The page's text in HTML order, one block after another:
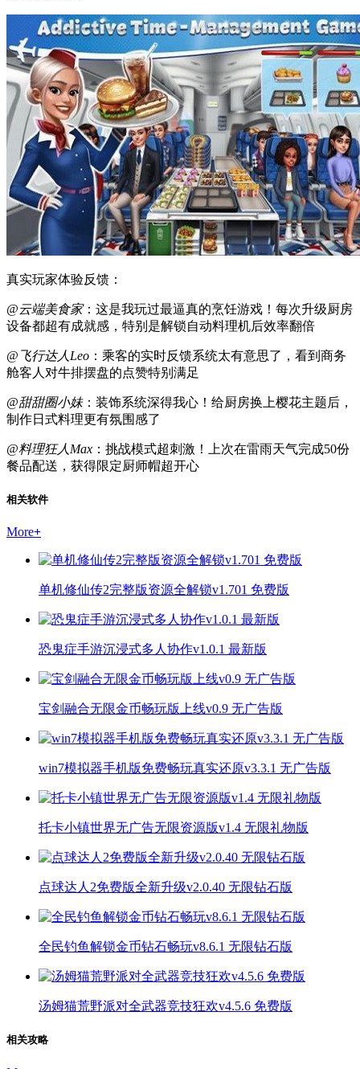
真实玩家体验反馈：
@云端美食家：这是我玩过最逼真的烹饪游戏！每次升级厨房
设备都超有成就感，特别是解锁自动料理机后效率翻倍
@飞行达人Leo ：乘客的实时反馈系统太有意思了，看到商务
舱客人对牛排摆盘的点赞特别满足
@甜甜圈小妹：装饰系统深得我心！给厨房换上樱花主题后，
制作日式料理更有氛围感了
@料理狂人Max ：挑战模式超刺激！上次在雷雨天气完成50份
餐品配送，获得限定厨师帽超开心
相关软件
More+
单机修仙传2完整版资源全解锁v1.701 免费版
恐鬼症手游沉浸式多人协作v1.0.1 最新版
宝剑融合无限金币畅玩版上线v0.9 无广告版
win7模拟器手机版免费畅玩真实还原v3.3.1 无广告版
托卡小镇世界无广告无限资源版v1.4 无限礼物版
点球达人2免费版全新升级v2.0.40 无限钻石版
全民钓鱼解锁金币钻石畅玩v8.6.1 无限钻石版
汤姆猫荒野派对全武器竞技狂欢v4.5.6 免费版
相关攻略